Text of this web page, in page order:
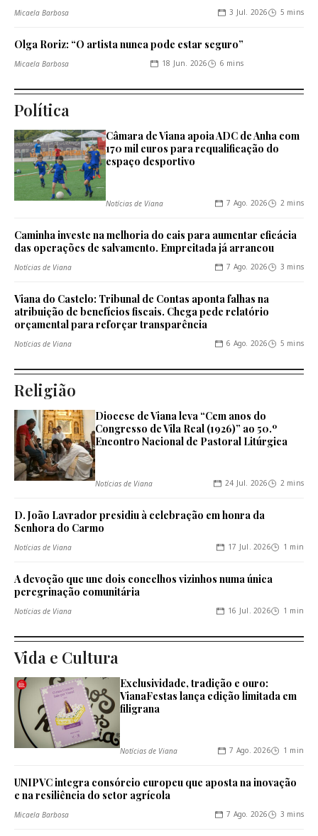
Micaela Barbosa 3 Jul. 2026 5 mins
Olga Roriz: “O artista nunca pode estar seguro”
Micaela Barbosa 18 Jun. 2026 6 mins
Política
Câmara de Viana apoia ADC de Anha com
170 mil euros para requalificação do
espaço desportivo
Notícias de Viana 7 Ago. 2026 2 mins
Caminha investe na melhoria do cais para aumentar eficácia
das operações de salvamento. Empreitada já arrancou
Notícias de Viana 7 Ago. 2026 3 mins
Viana do Castelo: Tribunal de Contas aponta falhas na
atribuição de benefícios fiscais. Chega pede relatório
orçamental para reforçar transparência
Notícias de Viana 6 Ago. 2026 5 mins
Religião
Diocese de Viana leva “Cem anos do
Congresso de Vila Real (1926)” ao 50.º
Encontro Nacional de Pastoral Litúrgica
Notícias de Viana 24 Jul. 2026 2 mins
D. João Lavrador presidiu à celebração em honra da
Senhora do Carmo
Notícias de Viana 17 Jul. 2026 1 min
A devoção que une dois concelhos vizinhos numa única
peregrinação comunitária
Notícias de Viana 16 Jul. 2026 1 min
Vida e Cultura
Exclusividade, tradição e ouro:
VianaFestas lança edição limitada em
filigrana
Notícias de Viana 7 Ago. 2026 1 min
UNIPVC integra consórcio europeu que aposta na inovação
e na resiliência do setor agrícola
Micaela Barbosa 7 Ago. 2026 3 mins